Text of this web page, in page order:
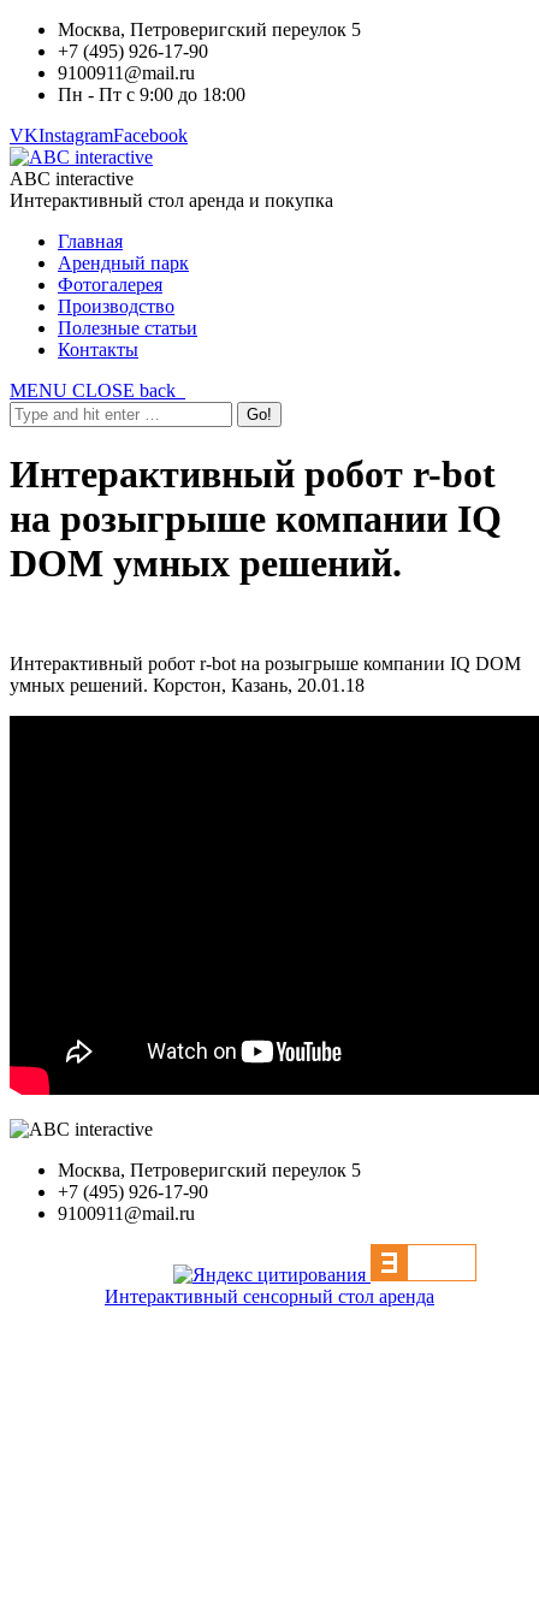
Москва, Петроверигский переулок 5
+7 (495) 926-17-90
9100911@mail.ru
Пн - Пт с 9:00 до 18:00
VKInstagramFacebook
ABC interactive
Интерактивный стол аренда и покупка
Главная
Арендный парк
Фотогалерея
Производство
Полезные статьи
Контакты
MENU CLOSE back
Интерактивный робот r-bot
на розыгрыше компании IQ
DOM умных решений.
Интерактивный робот r-bot на розыгрыше компании IQ DOM
умных решений. Корстон, Казань, 20.01.18
Москва, Петроверигский переулок 5
+7 (495) 926-17-90
9100911@mail.ru
Интерактивный сенсорный стол аренда